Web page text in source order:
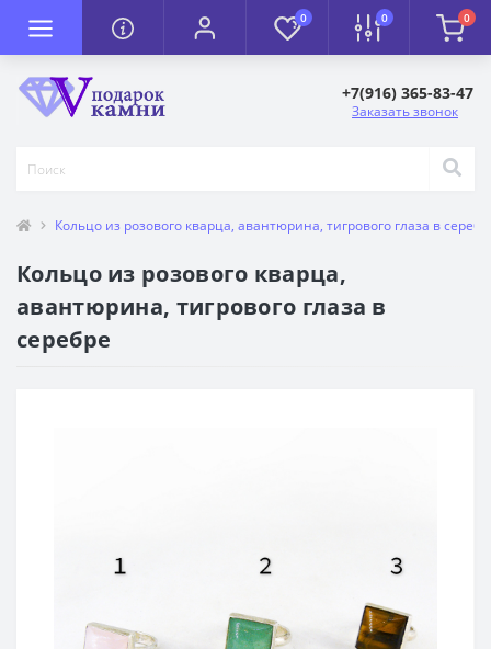
0 0 0
+7(916) 365-83-47
Заказать звонок
Кольцо из розового кварца, авантюрина, тигрового глаза в
Кольцо из розового кварца,
авантюрина, тигрового глаза в
серебре